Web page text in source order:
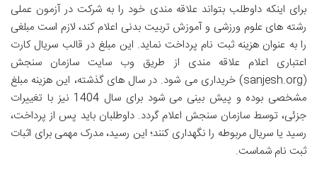
برای اینکه داوطلب بتواند علاقه مندی خود را به شرکت در آزمون عملی
رشته های علوم ورزشی و آموزش تربیت بدنی اعلام کند، لازم است مبلغی
را به عنوان هزینه ثبت نام پرداخت نماید. این مبلغ در قالب سریال کارت
اعتباری اعلام علاقه مندی از طریق وب سایت سازمان سنجش
(sanjesh.org) خریداری می شود. در سال های گذشته، این هزینه مبلغ
مشخصی بوده و پیش بینی می شود برای سال 1404 نیز با تغییرات
جزئی، توسط سازمان سنجش اعلام گردد. داوطلبان باید پس از پرداخت،
رسید یا سریال مربوطه را نگهداری کنند؛ این رسید، مدرک مهمی برای اثبات
ثبت نام شماست.